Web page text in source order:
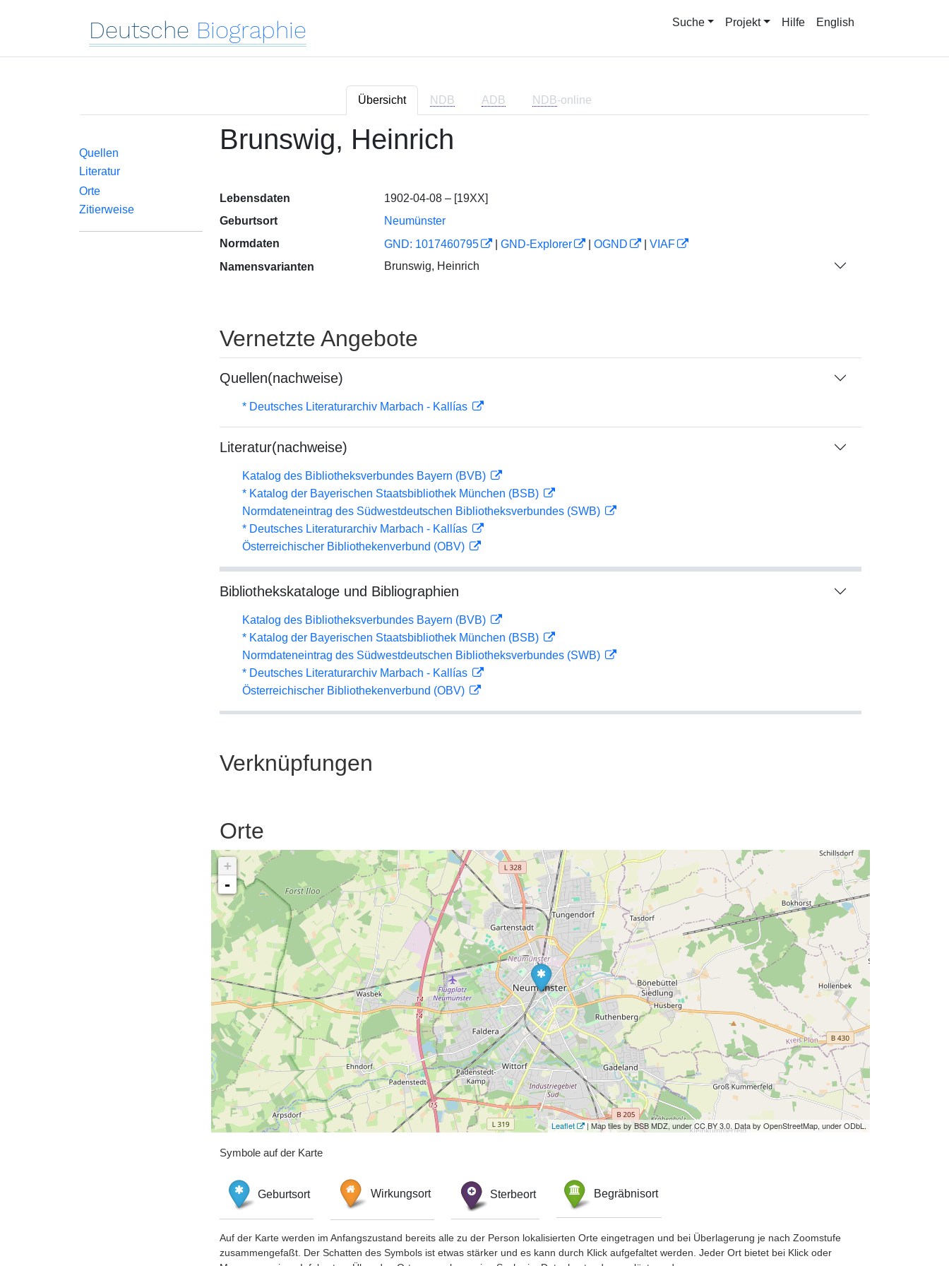
Deutsche Biographie Suche Projekt Hilfe English
Übersicht NDB ADB NDB-online
Quellen
Literatur
Orte
Zitierweise
Brunswig, Heinrich
Lebensdaten
1902-04-08 – [19XX]
Geburtsort
Neumünster
Normdaten
GND: 1017460795 GND-Explorer OGND
VIAF
Namensvarianten
Brunswig, Heinrich
Vernetzte Angebote
Quellen(nachweise)
* Deutsches Literaturarchiv Marbach - Kallías
Literatur(nachweise)
Katalog des Bibliotheksverbundes Bayern (BVB)
* Katalog der Bayerischen Staatsbibliothek München (BSB)
Normdateneintrag des Südwestdeutschen Bibliotheksverbundes (SWB)
* Deutsches Literaturarchiv Marbach - Kallías
Österreichischer Bibliothekenverbund (OBV)
Bibliothekskataloge und Bibliographien
Katalog des Bibliotheksverbundes Bayern (BVB)
* Katalog der Bayerischen Staatsbibliothek München (BSB)
Normdateneintrag des Südwestdeutschen Bibliotheksverbundes (SWB)
* Deutsches Literaturarchiv Marbach - Kallías
Österreichischer Bibliothekenverbund (OBV)
Verknüpfungen
Orte
+
-
Leaflet | Map tiles by BSB MDZ, under CC BY 3.0. Data by OpenStreetMap, under ODbL.
Symbole auf der Karte
Geburtsort Wirkungsort Sterbeort Begräbnisort
Auf der Karte werden im Anfangszustand bereits alle zu der Person lokalisierten Orte eingetragen und bei Überlagerung je nach Zoomstufe
zusammengefaßt. Der Schatten des Symbols ist etwas stärker und es kann durch Klick aufgefaltet werden. Jeder Ort bietet bei Klick oder